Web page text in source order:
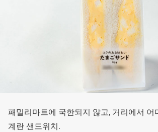
패밀리마트에 국한되지 않고, 거리에서 어
계란 샌드위치.